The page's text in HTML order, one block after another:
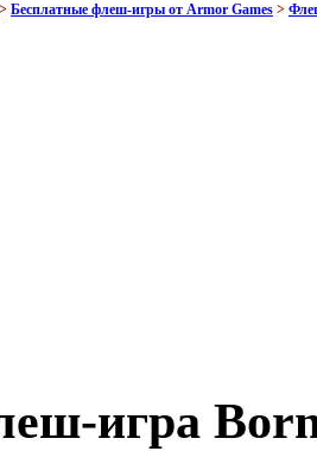
> Бесплатные флеш-игры от Armor Games >
игра